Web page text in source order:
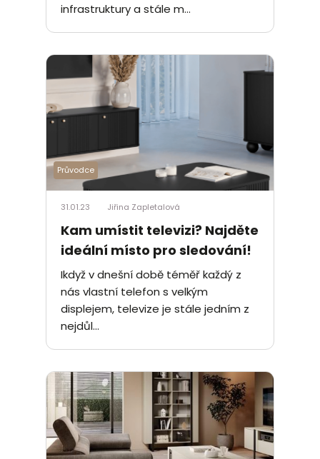
infrastruktury a stále m...
Průvodce
31.01.23 Jiřina Zapletalová
Kam umístit televizi? Najděte
ideální místo pro sledování!
Ikdyž v dnešní době téměř každý z
nás vlastní telefon s velkým
displejem, televize je stále jedním z
nejdůl...